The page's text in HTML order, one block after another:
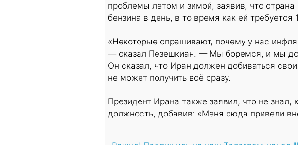
проблемы летом и зимой, заявив, что
бензина в день, в то время как ей требуется
«Некоторые спрашивают, почему у нас
— сказал Пезешкиан. — Мы боремся, и мы
Он сказал, что Иран должен добиваться
не может получить всё сразу.
Президент Ирана также заявил, что не знал,
должность, добавив: «Меня сюда привели